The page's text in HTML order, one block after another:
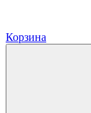
Корзина